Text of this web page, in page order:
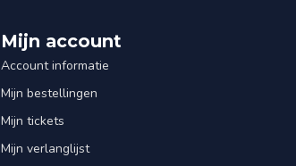
Mijn account
Account informatie
Mijn bestellingen
Mijn tickets
Mijn verlanglijst